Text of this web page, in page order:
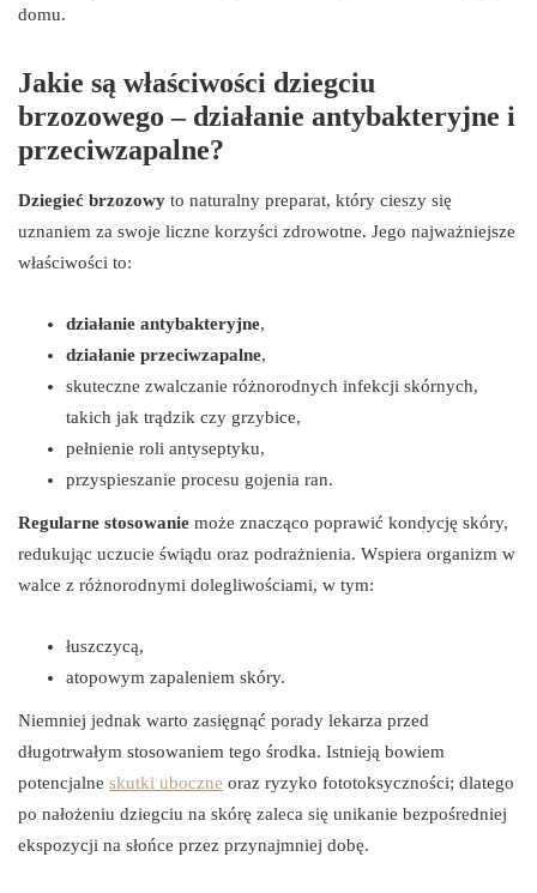
domu.
Jakie są właściwości dziegciu
brzozowego – działanie antybakteryjne i
przeciwzapalne?
Dziegieć brzozowy to naturalny preparat, który cieszy się
uznaniem za swoje liczne korzyści zdrowotne. Jego najważniejsze
właściwości to:
działanie antybakteryjne,
działanie przeciwzapalne,
skuteczne zwalczanie różnorodnych infekcji skórnych,
takich jak trądzik czy grzybice,
pełnienie roli antyseptyku,
przyspieszanie procesu gojenia ran.
Regularne stosowanie może znacząco poprawić kondycję skóry,
redukując uczucie świądu oraz podrażnienia. Wspiera organizm w
walce z różnorodnymi dolegliwościami, w tym:
łuszczycą,
atopowym zapaleniem skóry.
Niemniej jednak warto zasięgnąć porady lekarza przed
długotrwałym stosowaniem tego środka. Istnieją bowiem
potencjalne skutki uboczne oraz ryzyko fototoksyczności; dlatego
po nałożeniu dziegciu na skórę zaleca się unikanie bezpośredniej
ekspozycji na słońce przez przynajmniej dobę.